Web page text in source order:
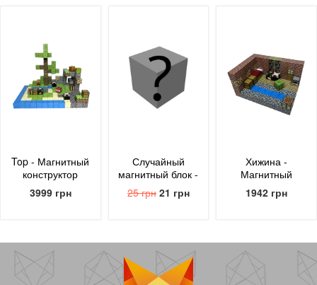
Top - Магнитный
конструктор
Minecraft 210
блоков
3999 грн
Случайный
магнитный блок -
uBlock
25 грн 21 грн
Хижина -
Магнитный
конструктор
Minecraft 96
1942 грн